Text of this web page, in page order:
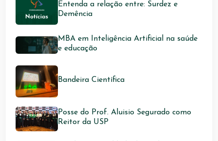
Entenda a relação entre: Surdez e
Demência
MBA em Inteligência Artificial na saúde
e educação
Bandeira Científica
Posse do Prof. Aluisio Segurado como
Reitor da USP